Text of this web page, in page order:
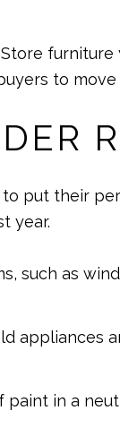
furniture
to
put their
year.
such as
appliances
paint in a